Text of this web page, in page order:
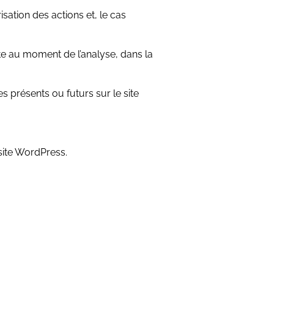
des actions et, le cas
au moment de l’analyse, dans la
présents ou futurs sur le site
WordPress.